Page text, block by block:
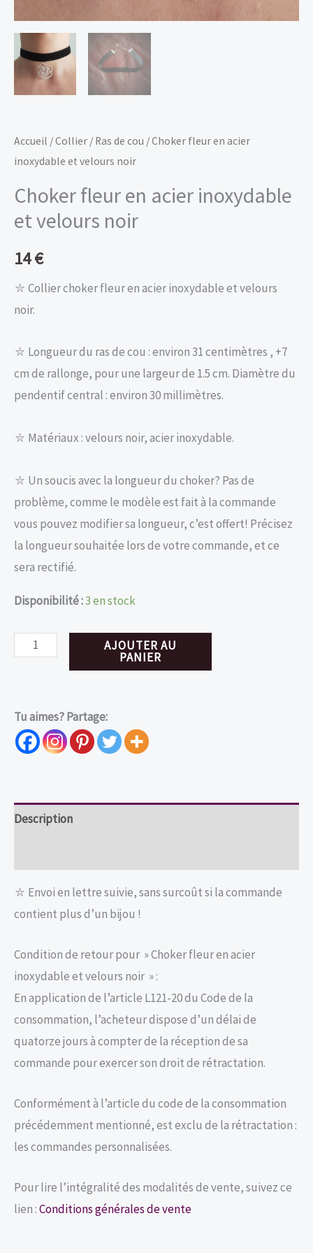
Accueil /Collier / Ras de cou / Choker fleur en acier
inoxydable et velours noir
Choker fleur en acier inoxydable
et velours noir
14€
⛥ Collier choker fleur en acier inoxydable et velours
noir.
⛥ Longueur du ras de cou : environ 31 centimètres , +7
cm de rallonge, pour une largeur de 1.5 cm. Diamètre du
pendentif central : environ 30 millimètres.
⛥ Matériaux : velours noir, acier inoxydable.
⛥ Un soucis avec la longueur du choker? Pas de
problème, comme le modèle est fait à la commande
vous pouvez modifier sa longueur, c’est offert! Précisez
la longueur souhaitée lors de votre commande, et ce
sera rectifié.
Disponibilité :3 en stock
quantité
fleur
en
acier
velours
AJOUTER AU
PANIER
Tu aimes? Partage:
Description
⛥ Envoi en lettre suivie, sans surcoût si la commande
contient plus d’un bijou !
Condition de retour pour » Choker fleur en acier
inoxydable et velours noir » :
En application de l’article L121-20 du Code de la
consommation, l’acheteur dispose d’un délai de
quatorze jours à compter de la réception de sa
commande pour exercer son droit de rétractation.
Conformément à l’article du code de la consommation
précédemment mentionné, est exclu de la rétractation :
les commandes personnalisées.
Pour lire l’intégralité des modalités de vente, suivez ce
lien :Conditions générales de vente